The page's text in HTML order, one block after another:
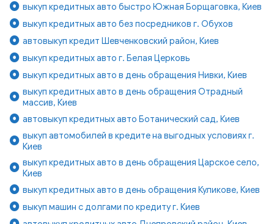
выкуп кредитных авто быстро Южная Борщаговка, Киев
выкуп кредитных авто без посредников г. Обухов
автовыкуп кредит Шевченковский район, Киев
выкуп кредитных авто г. Белая Церковь
выкуп кредитных авто в день обращения Нивки, Киев
выкуп кредитных авто в день обращения Отрадный
массив, Киев
автовыкуп кредитных авто Ботанический сад, Киев
выкуп автомобилей в кредите на выгодных условиях г.
Киев
выкуп кредитных авто в день обращения Царское село,
Киев
выкуп кредитных авто в день обращения Куликове, Киев
выкуп машин с долгами по кредиту г. Киев